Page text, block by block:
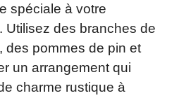
spéciale à votre
Utilisez des branches de
des pommes de pin et
un arrangement qui
charme rustique à